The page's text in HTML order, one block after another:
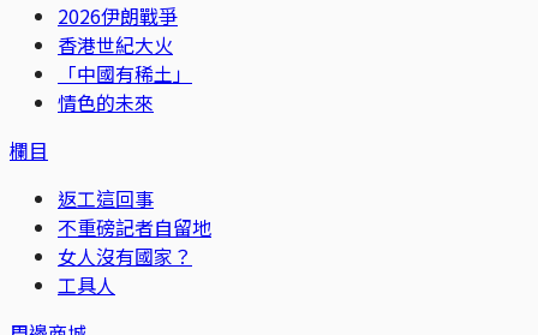
2026伊朗戰爭
香港世紀大火
「中國有稀土」
情色的未來
欄目
返工這回事
不重磅記者自留地
女人沒有國家？
工具人